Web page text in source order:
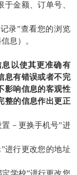
金额、订单号、
录”查看您的浏览
息）。
以使其更准确有
息有错误或者不完
影响信息的客观性
整的信息作出更正
－更换手机号”进
进行更改您的地址
学校”进行更改您